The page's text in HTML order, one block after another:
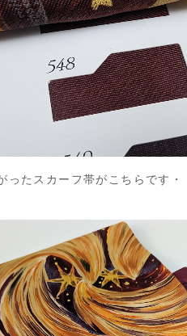
ったスカーフ帯がこちらです